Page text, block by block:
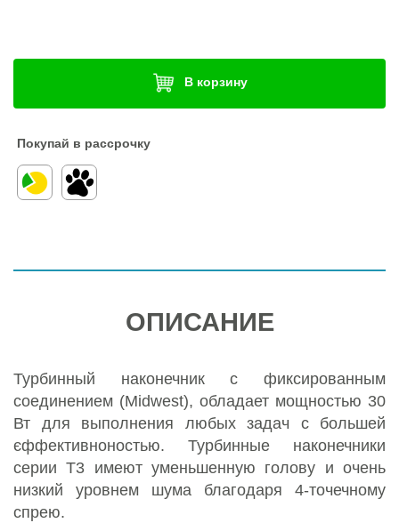
В корзину
Покупай в рассрочку
ОПИСАНИЕ
Турбинный наконечник с фиксированным
соединением (Мidwest), обладает мощностью 30
Вт для выполнения любых задач с большей
єффективноностью. Турбинные наконечники
серии T3 имеют уменьшенную голову и очень
низкий уровнем шума благодаря 4-точечному
спрею.